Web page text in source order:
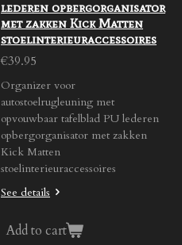
lederen opbergorganisator
met zakken Kick Matten
stoelinterieuraccessoires
€39.95
Organizer voor
autostoelrugleuning met
opvouwbaar tafelblad PU lederen
opbergorganisator met zakken
Kick Matten
stoelinterieuraccessoires
See details
Add to cart